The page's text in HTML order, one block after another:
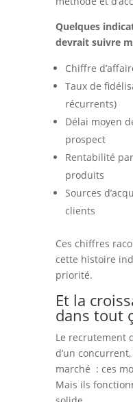
Quelques
devrait suivre
Chiffre
Taux de
récurrents)
Délai moyen
prospect
Rentabilité
produits
Sources
clients
Ces chiffres
cette histoire
priorité.
Et la
dans tout
Le recrutement
d’un
marché : ces
Mais ils